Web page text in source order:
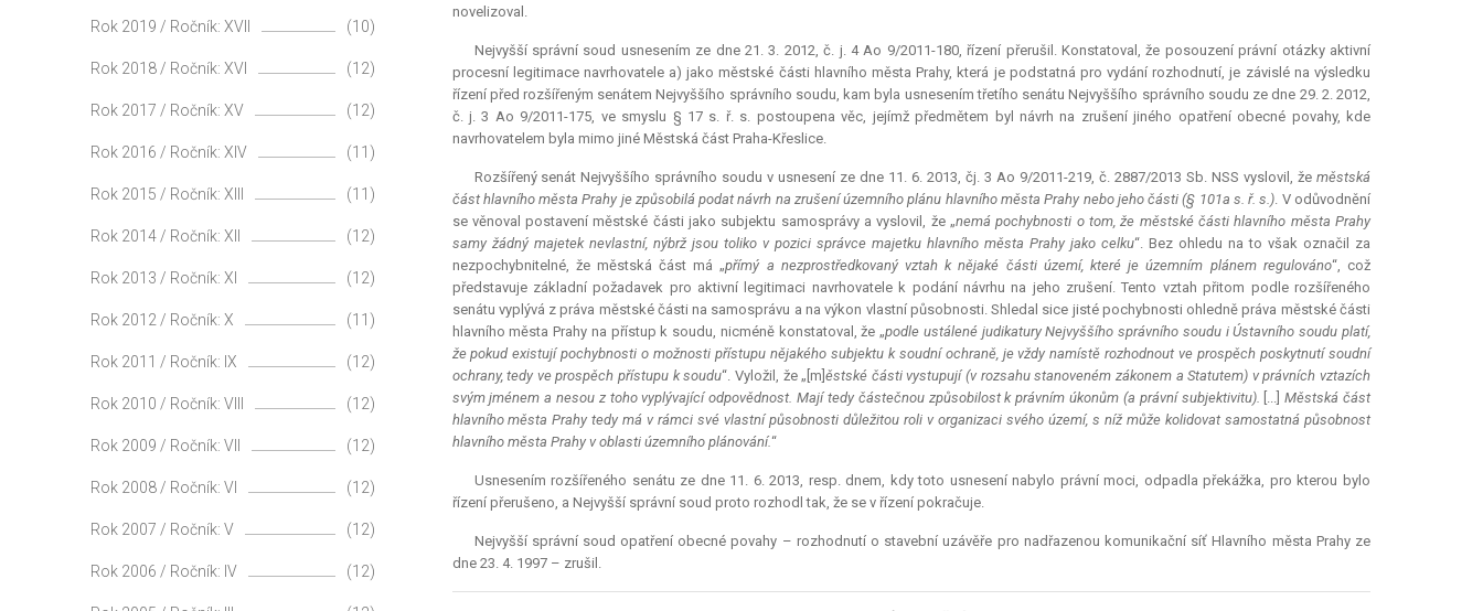
novelizoval.
Nejvyšší správní soud usnesením ze dne 21. 3. 2012, č. j. 4 Ao 9/2011-180, řízení přerušil. Konstatoval, že posouzení právní otázky aktivní
procesní legitimace navrhovatele a) jako městské části hlavního města Prahy, která je podstatná pro vydání rozhodnutí, je závislé na výsledku
řízení před rozšířeným senátem Nejvyššího správního soudu, kam byla usnesením třetího senátu Nejvyššího správního soudu ze dne 29. 2. 2012,
č. j. 3 Ao 9/2011-175, ve smyslu § 17 s. ř. s. postoupena věc, jejímž předmětem byl návrh na zrušení jiného opatření obecné povahy, kde
navrhovatelem byla mimo jiné Městská část Praha-Křeslice.
Rozšířený senát Nejvyššího správního soudu v usnesení ze dne 11. 6. 2013, čj. 3 Ao 9/2011-219, č. 2887/2013 Sb. NSS vyslovil, že městská
část hlavního města Prahy je způsobilá podat návrh na zrušení územního plánu hlavního města Prahy nebo jeho části (§ 101a s. ř. s.). V odůvodnění
se věnoval postavení městské části jako subjektu samosprávy a vyslovil, že „nemá pochybnosti o tom, že městské části hlavního města Prahy
samy žádný majetek nevlastní, nýbrž jsou toliko v pozici správce majetku hlavního města Prahy jako celku“. Bez ohledu na to však označil za
nezpochybnitelné, že městská část má „přímý a nezprostředkovaný vztah k nějaké části území, které je územním plánem regulováno“, což
představuje základní požadavek pro aktivní legitimaci navrhovatele k podání návrhu na jeho zrušení. Tento vztah přitom podle rozšířeného
senátu vyplývá z práva městské části na samosprávu a na výkon vlastní působnosti. Shledal sice jisté pochybnosti ohledně práva městské části
hlavního města Prahy na přístup k soudu, nicméně konstatoval, že „podle ustálené judikatury Nejvyššího správního soudu i Ústavního soudu platí,
že pokud existují pochybnosti o možnosti přístupu nějakého subjektu k soudní ochraně, je vždy namístě rozhodnout ve prospěch poskytnutí soudní
ochrany, tedy ve prospěch přístupu k soudu“. Vyložil, že „[m]ěstské části vystupují (v rozsahu stanoveném zákonem a Statutem) v právních vztazích
svým jménem a nesou z toho vyplývající odpovědnost. Mají tedy částečnou způsobilost k právním úkonům (a právní subjektivitu). [...]Městská část
hlavního města Prahy tedy má v rámci své vlastní působnosti důležitou roli v organizaci svého území, s níž můžekolidovat samostatná působnost
hlavního města Prahy v oblasti územního plánování.“
Usnesením rozšířeného senátu ze dne 11. 6. 2013, resp. dnem, kdy toto usnesení nabylo právní moci, odpadla překážka, pro kterou bylo
řízení přerušeno, a Nejvyšší správní soud proto rozhodl tak, že se v řízení pokračuje.
Nejvyšší správní soud opatření obecné povahy – rozhodnutí o stavební uzávěře pro nadřazenou komunikační síť Hlavního města Prahy ze
dne 23. 4. 1997 – zrušil.
Rok 2019 / Ročník: XVII (10)
Rok 2018 / Ročník: XVI (12)
Rok 2017 / Ročník: XV (12)
Rok 2016 / Ročník: XIV (11)
Rok 2015 / Ročník: XIII (11)
Rok 2014 / Ročník: XII (12)
Rok 2013 / Ročník: XI (12)
Rok 2012 / Ročník: X (11)
Rok 2011 / Ročník: IX (12)
Rok 2010 / Ročník: VIII (12)
Rok 2009 / Ročník: VII (12)
Rok 2008 / Ročník: VI (12)
Rok 2007 / Ročník: V (12)
Rok 2006 / Ročník: IV (12)